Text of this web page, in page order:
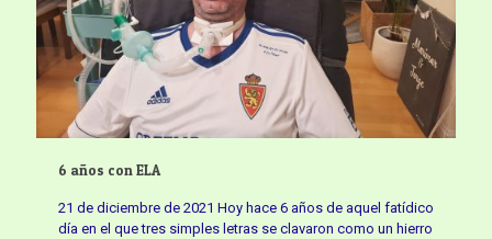
6 años con ELA
21 de diciembre de 2021 Hoy hace 6 años de aquel fatídico
día en el que tres simples letras se clavaron como un hierro